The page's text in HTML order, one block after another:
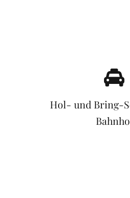
Hol- und Bring-